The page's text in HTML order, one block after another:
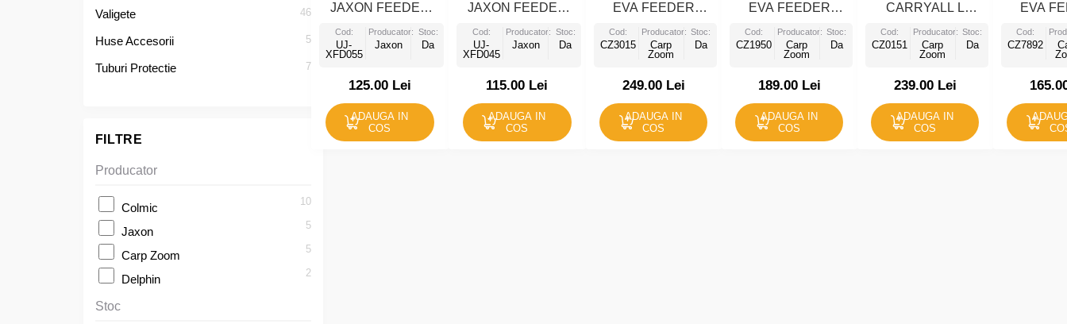
Valigete 46
Huse Accesorii 5
Tuburi Protectie 7
FILTRE
Producator
Colmic 10
Jaxon 5
Carp Zoom 5
Delphin 2
Stoc
JAXON FEEDER
FANATICS ROTUND
55CM
Cod:
UJ-
XFD055
Producator:
Jaxon
Stoc:
Da
125.00 Lei
ADAUGA IN
COS
JAXON FEEDER
FANATICS ROTUND
45CM
Cod:
UJ-
XFD045
Producator:
Jaxon
Stoc:
Da
115.00 Lei
ADAUGA IN
COS
EVA FEEDER
COMPETITION
DOUBLE
Cod:
CZ3015
Producator:
Carp
Zoom
Stoc:
Da
249.00 Lei
ADAUGA IN
COS
EVA FEEDER
COMPETITION
70x13x50cm
Cod:
CZ1950
Producator:
Carp
Zoom
Stoc:
Da
189.00 Lei
ADAUGA IN
COS
CARRYALL L
53x50x20cm
Cod:
CZ0151
Producator:
Carp
Zoom
Stoc:
Da
239.00 Lei
ADAUGA IN
COS
EVA
CLASSIC
Cod:
CZ7892